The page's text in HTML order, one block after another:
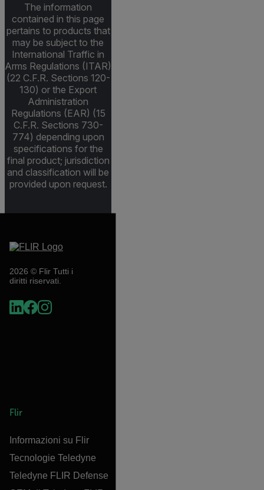
The information
contained in this page
pertains to products that
may be subject to the
International Traffic in
Arms Regulations (ITAR)
(22 C.F.R. Sections 120-
130) or the Export
Administration
Regulations (EAR) (15
C.F.R. Sections 730-
774) depending upon
specifications for the
final product; jurisdiction
and classification will be
provided upon request.
2026 © Flir Tutti i
diritti riservati.
Flir
Informazioni su Flir
Tecnologie Teledyne
Teledyne FLIR Defense